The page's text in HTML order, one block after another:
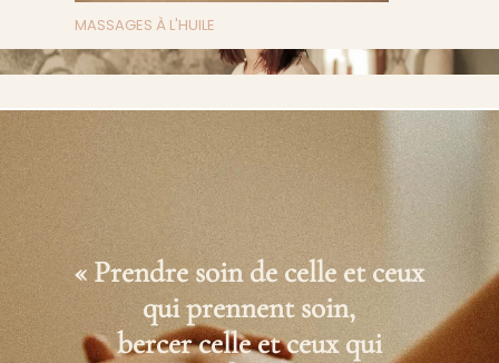
MASSAGES À L'HUILE
« Prendre soin de celle et ceux
qui prennent soin,
bercer celle et ceux qui